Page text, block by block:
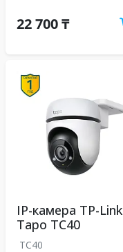
22 700 ₸
IP-камера TP-Link
Tapo TC40
TC40